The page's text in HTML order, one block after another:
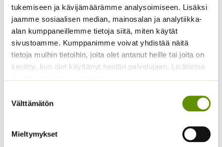
tukemiseen ja kävijämäärämme analysoimiseen. Lisäksi
jaamme sosiaalisen median, mainosalan ja analytiikka-
alan kumppaneillemme tietoja siitä, miten käytät
sivustoamme. Kumppanimme voivat yhdistää näitä
tietoja muihin tietoihin, joita olet antanut heille tai joita on
kerätty, kun olet käyttänyt heidän palvelujaan. Lisätietoa
käyttämistämme evästeistä
valinta
Välttämätön
Mieltymykset
5,20€ Sisältää arvonlisäveron
4,00€ Sisältää arvonlisäveron
Keltakosmoskukka
Cosmic mix.
Kaliforniantuliunikko